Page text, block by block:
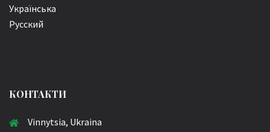
Українська
Русский
КОНТАКТИ
Vinnytsia, Ukraina